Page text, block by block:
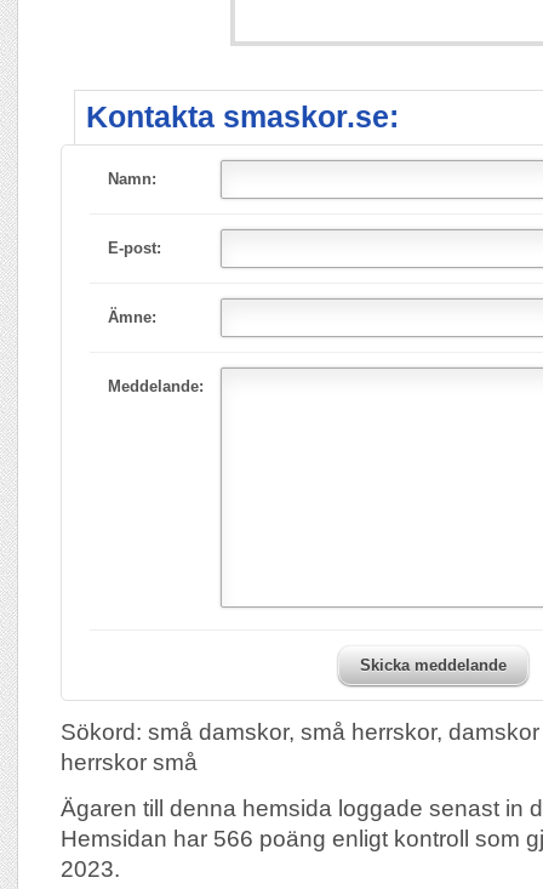
Kontakta smaskor.se:
Namn:
E-post:
Ämne:
Meddelande:
Skicka meddelande
Sökord: små damskor, små herrskor,
herrskor små
Ägaren till denna hemsida loggade senast in
Hemsidan har 566 poäng enligt kontroll som
2023.